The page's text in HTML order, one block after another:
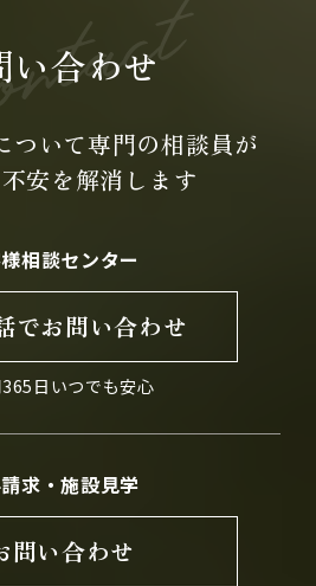
い合わせ
ついて専門の相談員が
安を解消します
相談センター
でお問い合わせ
日いつでも安心
求・施設見学
問い合わせ